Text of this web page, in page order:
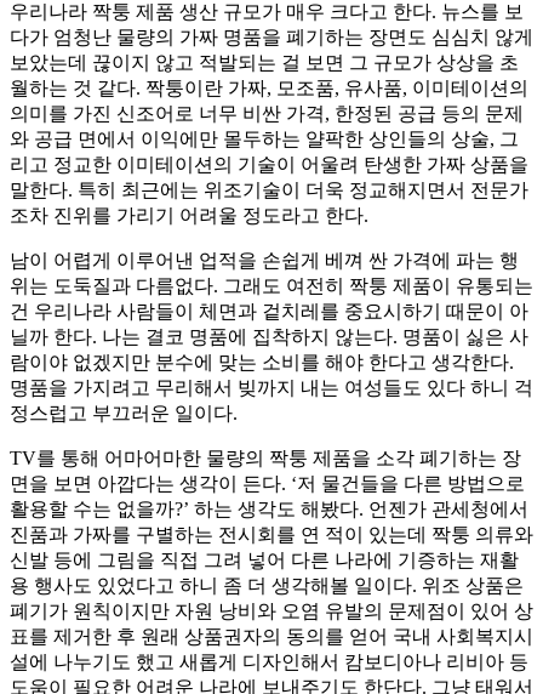
우리나라 짝퉁 제품 생산 규모가 매우 크다고 한다. 뉴스를 보
다가 엄청난 물량의 가짜 명품을 폐기하는 장면도 심심치 않게
보았는데 끊이지 않고 적발되는 걸 보면 그 규모가 상상을 초
월하는 것 같다. 짝퉁이란 가짜, 모조품, 유사품, 이미테이션의
의미를 가진 신조어로 너무 비싼 가격, 한정된 공급 등의 문제
와 공급 면에서 이익에만 몰두하는 얄팍한 상인들의 상술, 그
리고 정교한 이미테이션의 기술이 어울려 탄생한 가짜 상품을
말한다. 특히 최근에는 위조기술이 더욱 정교해지면서 전문가
조차 진위를 가리기 어려울 정도라고 한다.
남이 어렵게 이루어낸 업적을 손쉽게 베껴 싼 가격에 파는 행
위는 도둑질과 다름없다. 그래도 여전히 짝퉁 제품이 유통되는
건 우리나라 사람들이 체면과 겉치레를 중요시하기 때문이 아
닐까 한다. 나는 결코 명품에 집착하지 않는다. 명품이 싫은 사
람이야 없겠지만 분수에 맞는 소비를 해야 한다고 생각한다.
명품을 가지려고 무리해서 빚까지 내는 여성들도 있다 하니 걱
정스럽고 부끄러운 일이다.
TV를 통해 어마어마한 물량의 짝퉁 제품을 소각 폐기하는 장
면을 보면 아깝다는 생각이 든다. ‘저 물건들을 다른 방법으로
활용할 수는 없을까?’ 하는 생각도 해봤다. 언젠가 관세청에서
진품과 가짜를 구별하는 전시회를 연 적이 있는데 짝퉁 의류와
신발 등에 그림을 직접 그려 넣어 다른 나라에 기증하는 재활
용 행사도 있었다고 하니 좀 더 생각해볼 일이다. 위조 상품은
폐기가 원칙이지만 자원 낭비와 오염 유발의 문제점이 있어 상
표를 제거한 후 원래 상품권자의 동의를 얻어 국내 사회복지시
설에 나누기도 했고 새롭게 디자인해서 캄보디아나 리비아 등
도움이 필요한 어려운 나라에 보내주기도 한단다. 그냥 태워서